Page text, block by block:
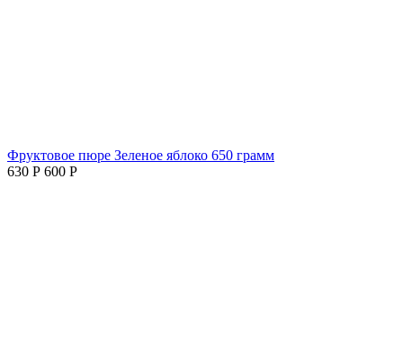
Фруктовое пюре Зеленое яблоко 650 грамм
630 Р 600 Р